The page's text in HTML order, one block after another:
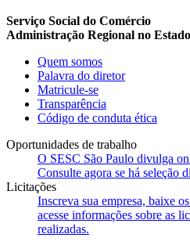
Serviço Social do Comércio
Administração Regional no
Quem somos
Palavra do diretor
Matricule-se
Transparência
Código de conduta ética
Oportunidades de trabalho
O SESC São Paulo divulga
Consulte agora se há seleção
Licitações
Inscreva sua empresa, baixe
acesse informações sobre as
realizadas.